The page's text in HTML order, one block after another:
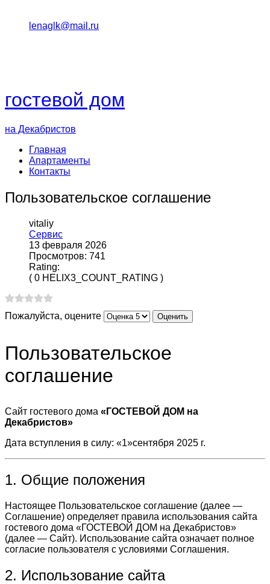
lenaglk@mail.ru
гостевой дом
на Декабристов
Главная
Апартаменты
Контакты
Пользовательское соглашение
vitaliy
Сервис
13 февраля 2026
Просмотров: 741
Rating:
( 0 HELIX3_COUNT_RATING )
Пожалуйста, оцените
Пользовательское
соглашение
Сайт гостевого дома «ГОСТЕВОЙ ДОМ на
Декабристов»
Дата вступления в силу: «1»сентября 2025 г.
1. Общие положения
Настоящее Пользовательское соглашение (далее —
Соглашение) определяет правила использования сайта
гостевого дома «ГОСТЕВОЙ ДОМ на Декабристов»
(далее — Сайт). Использование сайта означает полное
согласие пользователя с условиями Соглашения.
2. Использование сайта